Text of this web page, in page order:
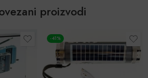
proizvodi
-41%